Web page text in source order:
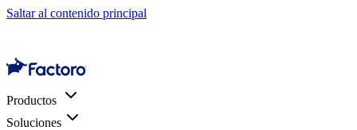
Saltar al contenido principal
Productos
Soluciones